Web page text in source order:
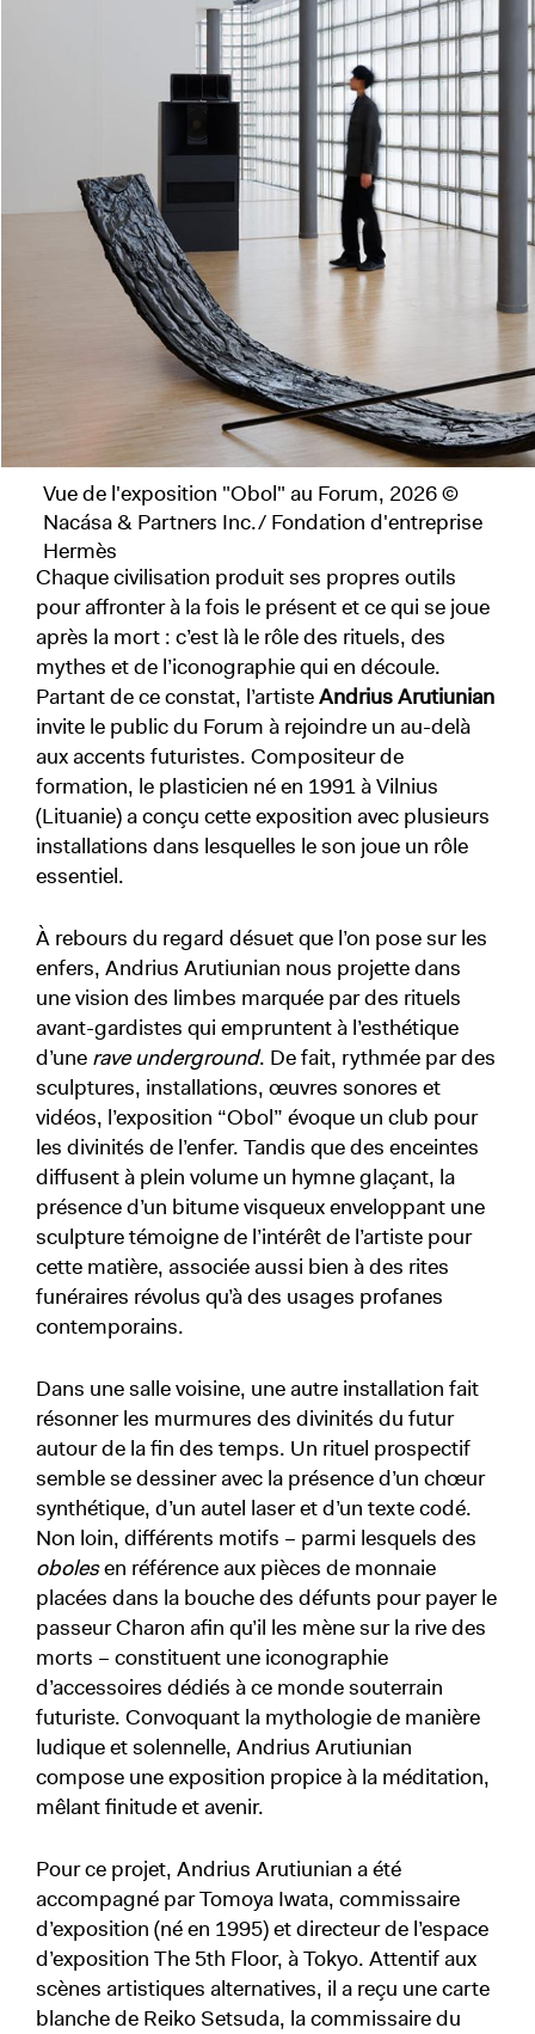
Vue de l'exposition "Obol" au Forum, 2026 ©
Nacása & Partners Inc./ Fondation d'entreprise
Hermès
Chaque civilisation produit ses propres outils
pour affronter à la fois le présent et ce qui se joue
après la mort : c’est là le rôle des rituels, des
mythes et de l’iconographie qui en découle.
Partant de ce constat, l’artisteAndrius Arutiunian
invite le public du Forum à rejoindre un au-delà
aux accents futuristes. Compositeur de
formation, le plasticien né en 1991 à Vilnius
(Lituanie) a conçu cette exposition avec plusieurs
installations dans lesquelles le son joue un rôle
essentiel.
À rebours du regard désuet que l’on pose sur les
enfers, Andrius Arutiunian nous projette dans
une vision des limbes marquée par des rituels
avant-gardistes qui empruntent à l’esthétique
d’une rave underground. De fait, rythmée par des
sculptures, installations, œuvres sonores et
vidéos, l’exposition “Obol” évoque un club pour
les divinités de l’enfer. Tandis que des enceintes
diffusent à plein volume un hymne glaçant, la
présence d’un bitume visqueux enveloppant une
sculpture témoigne de l’intérêt de l’artiste pour
cette matière, associée aussi bien à des rites
funéraires révolus qu’à des usages profanes
contemporains.
Dans une salle voisine, une autre installation fait
résonner les murmures des divinités du futur
autour de la fin des temps. Un rituel prospectif
semble se dessiner avec la présence d’un chœur
synthétique, d’un autel laser et d’un texte codé.
Non loin, différents motifs – parmi lesquels des
obolesen référence aux pièces de monnaie
placées dans la bouche des défunts pour payer le
passeur Charon afin qu’il les mène sur la rive des
morts – constituent une iconographie
d’accessoires dédiés à ce monde souterrain
futuriste. Convoquant la mythologie de manière
ludique et solennelle, Andrius Arutiunian
compose une exposition propice à la méditation,
mêlant finitude et avenir.
Pour ce projet, Andrius Arutiunian a été
accompagné par Tomoya Iwata, commissaire
d’exposition (né en 1995) et directeur de l’espace
d’exposition The 5th Floor, à Tokyo. Attentif aux
scènes artistiques alternatives, il a reçu une carte
blanche de Reiko Setsuda, la commissaire du